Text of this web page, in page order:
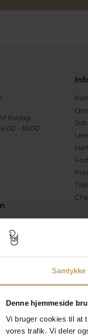
Samtykke
Denne hjemmeside
Vi bruger cookies til at
vores trafik. Vi deler
fredag
- 16:00
Job